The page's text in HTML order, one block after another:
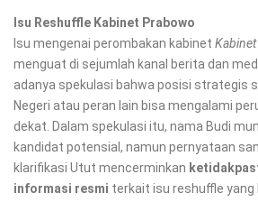
Isu Reshuffle Kabinet Prabowo
Isu mengenai perombakan kabinet
menguat di sejumlah kanal berita dan
adanya spekulasi bahwa posisi strategis
Negeri atau peran lain bisa mengalami
dekat. Dalam spekulasi itu, nama Budi
kandidat potensial, namun pernyataan
klarifikasi Utut mencerminkan
informasi resmi terkait isu reshuffle yang